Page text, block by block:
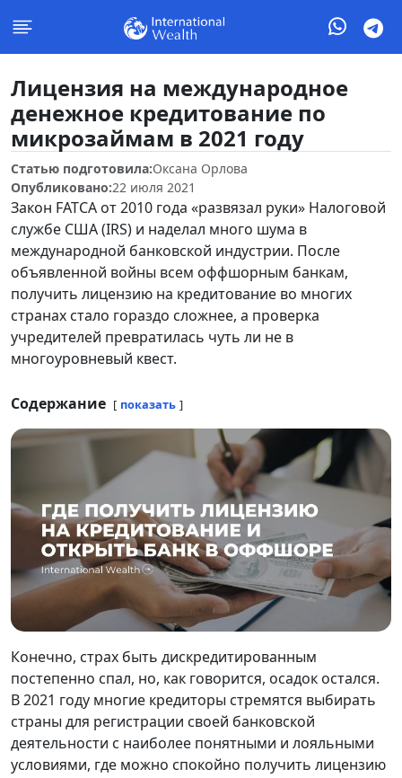
Лицензия на международное
денежное кредитование по
микрозаймам в 2021 году
Статью подготовила:Оксана Орлова
Опубликовано:22 июля 2021
Закон FATCA от 2010 года «развязал руки» Налоговой
службе США (IRS) и наделал много шума в
международной банковской индустрии. После
объявленной войны всем оффшорным банкам,
получить лицензию на кредитование во многих
странах стало гораздо сложнее, а проверка
учредителей превратилась чуть ли не в
многоуровневый квест.
Содержание показать
Конечно, страх быть дискредитированным
постепенно спал, но, как говорится, осадок остался.
В 2021 году многие кредиторы стремятся выбирать
страны для регистрации своей банковской
деятельности с наиболее понятными и лояльными
условиями, где можно спокойно получить лицензию